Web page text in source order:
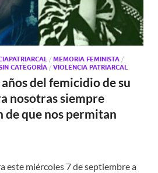
/ MEMORIA FEMINISTA /
CATEGORÍA / VIOLENCIA PATRIARCAL
del femicidio de su
nosotras siempre
que nos permitan
este miércoles 7 de septiembre a